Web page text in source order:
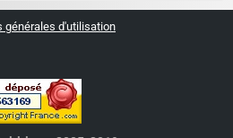
générales d'utilisation